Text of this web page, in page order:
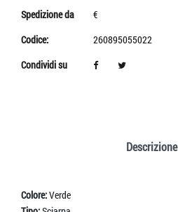
Spedizione da
€
Codice:
260895055022
Condividi su
Descrizione
Colore:Verde